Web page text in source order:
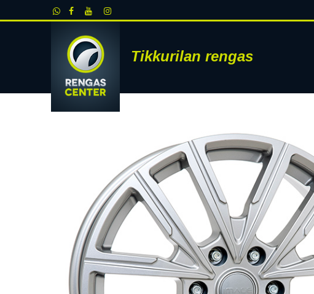
Siirry sisältöön
Tikkurilan rengas
RENKAAT